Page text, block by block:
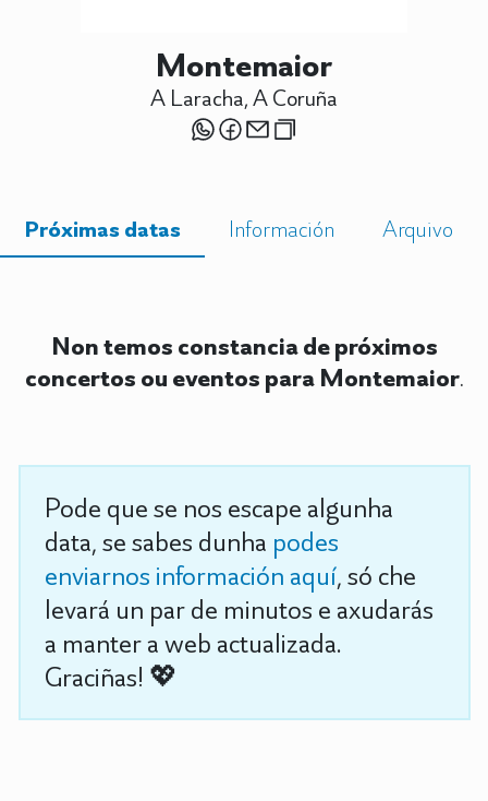
Montemaior
A Laracha, A Coruña
Próximas datas Información Arquivo
Non temos constancia de próximos
concertos ou eventos para Montemaior.
Pode que se nos escape algunha
data, se sabes dunha podes
enviarnos información aquí, só che
levará un par de minutos e axudarás
a manter a web actualizada.
Graciñas! 💖